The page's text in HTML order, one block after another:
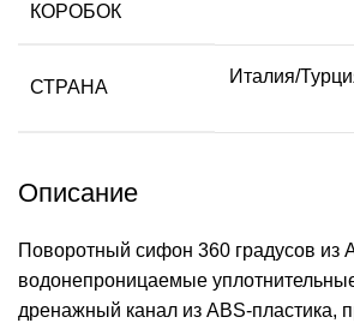
КОРОБОК
СТРАНА
Италия/
Описание
Поворотный сифон 360 градусов из
водонепроницаемые
дренажный канал из ABS-пластика,